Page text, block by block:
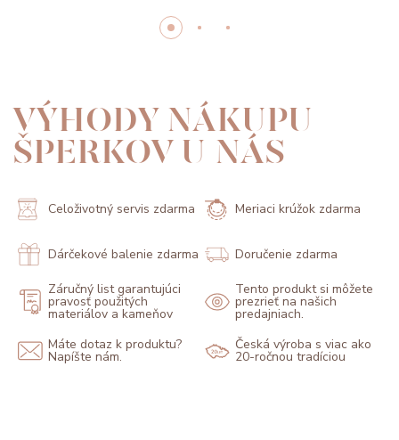
VÝHODY NÁKUPU
ŠPERKOV U NÁS
Celoživotný servis zdarma Meriaci krúžok zdarma
Dárčekové balenie zdarma Doručenie zdarma
Záručný list garantujúci
pravosť použitých
materiálov a kameňov
Tento produkt si môžete
prezrieť na našich
predajniach.
Máte dotaz k produktu?
Napíšte nám.
Česká výroba s viac ako
20-ročnou tradíciou